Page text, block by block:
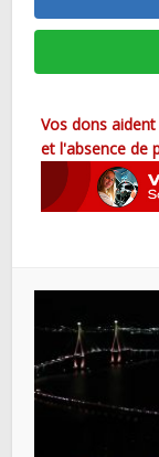
Vos dons
et l'absence de